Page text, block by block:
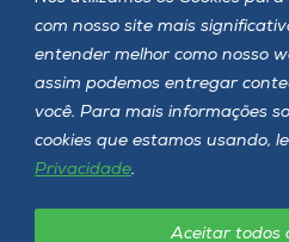
com nosso site mais
entender melhor como nosso
assim podemos entregar
você. Para mais informações
cookies que estamos usando,
Privacidade.
Aceitar todos